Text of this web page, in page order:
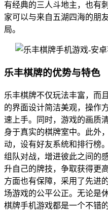
有经典的三人斗地主，也有
家可以与来自五湖四海的朋
局。
乐丰棋牌的优势与特色
乐丰棋牌不仅玩法丰富，而
的界面设计简洁美观，操作
速上手。同时，游戏的画质
身于真实的棋牌室中。此外
动，设有好友系统和排行榜
组队对战，增进彼此之间的
升自己的牌技，争取获得更
方面也有保障，采用了先进
场游戏的公平公正。无论是
棋牌手机游戏都是一个不错的